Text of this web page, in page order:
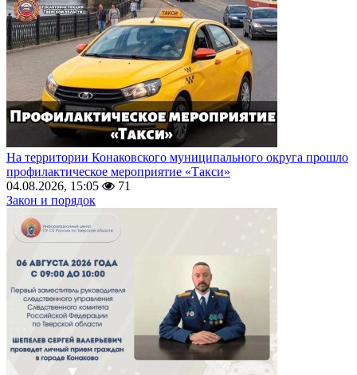
На территории Конаковского муниципального округа прошло
профилактическое мероприятие «Такси»
04.08.2026, 15:05
71
Закон и порядок